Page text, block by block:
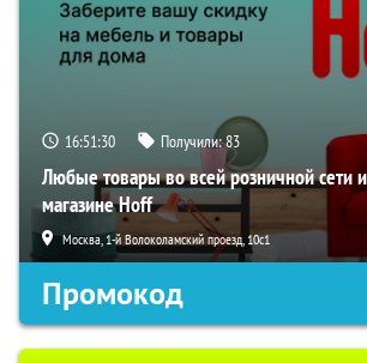
16:51:29 Получили:83
Любые товары во всей розничной сети
магазине Hoff
Москва, 1-й Волоколамский проезд, 10с1
Промокод